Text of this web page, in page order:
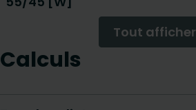
Tout afficher
Calculs